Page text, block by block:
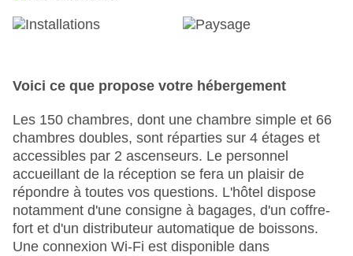
Voici ce que propose votre hébergement
Les 150 chambres, dont une chambre simple et 66
chambres doubles, sont réparties sur 4 étages et
accessibles par 2 ascenseurs. Le personnel
accueillant de la réception se fera un plaisir de
répondre à toutes vos questions. L'hôtel dispose
notamment d'une consigne à bagages, d'un coffre-
fort et d'un distributeur automatique de boissons.
Une connexion Wi-Fi est disponible dans